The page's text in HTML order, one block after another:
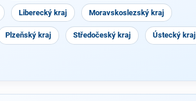
Liberecký kraj Moravskoslezský kraj
Plzeňský kraj Středočeský kraj Ústecký kraj